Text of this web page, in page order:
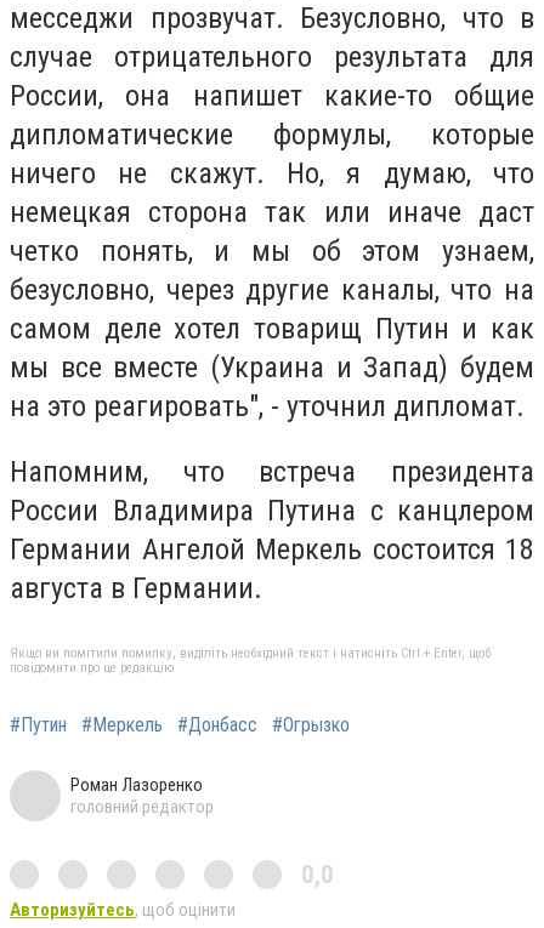
месседжи прозвучат. Безусловно, что в
случае отрицательного результата для
России, она напишет какие-то общие
дипломатические формулы, которые
ничего не скажут. Но, я думаю, что
немецкая сторона так или иначе даст
четко понять, и мы об этом узнаем,
безусловно, через другие каналы, что на
самом деле хотел товарищ Путин и как
мы все вместе (Украина и Запад) будем
на это реагировать", - уточнил дипломат.
Напомним, что встреча президента
России Владимира Путина с канцлером
Германии Ангелой Меркель состоится 18
августа в Германии.
Якщо ви помітили помилку, виділіть необхідний текст і натисніть Ctrl + Enter, щоб
повідомити про це редакцію
#Путин #Меркель #Донбасс #Огрызко
Роман Лазоренко
головний редактор
0,0
Авторизуйтесь, щоб оцінити